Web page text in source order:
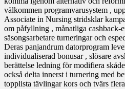
välkommen programvarusystem ,
Associate in Nursing stridsklar
om påfyllning , månatliga cashback-
säsongsarbetare turneringar och
Deras panjandrum datorprogram
individualiserad bonusar , slösare
berättelse ledning för modifiera
också delta innerst i turnering med
topplista tävlingar kors och tvärs